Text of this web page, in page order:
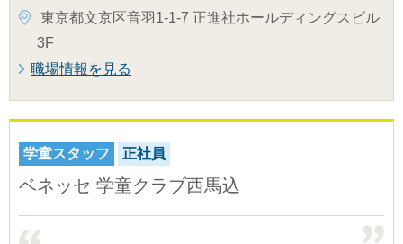
東京都文京区音羽1-1-7 正進社ホールディングスビル
3F
職場情報を見る
学童スタッフ 正社員
ベネッセ 学童クラブ西馬込